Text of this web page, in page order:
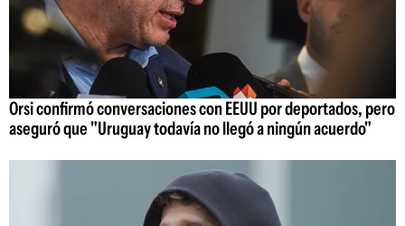
Orsi confirmó conversaciones con EEUU por deportados, pero
aseguró que "Uruguay todavía no llegó a ningún acuerdo"